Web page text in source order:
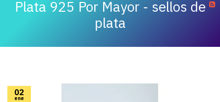
Plata 925 Por Mayor - sellos de
plata
02
ene